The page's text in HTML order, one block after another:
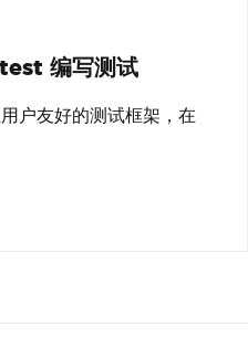
编写测试
户友好的测试框架，在